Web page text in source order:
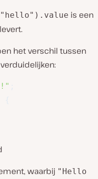
is een
het verschil tussen
waarbij "Hello